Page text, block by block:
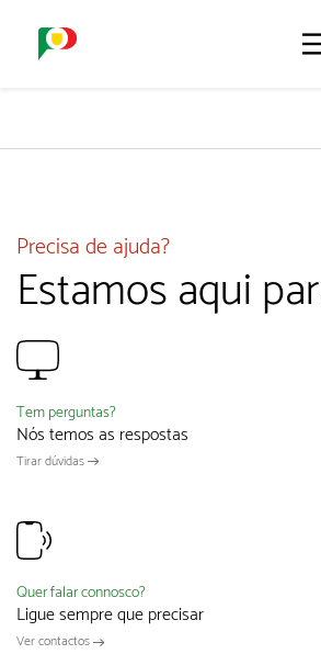
Precisa de ajuda?
Estamos aqui
Tem perguntas?
Nós temos as respostas
Tirar dúvidas
Quer falar connosco?
Ligue sempre que precisar
Ver contactos